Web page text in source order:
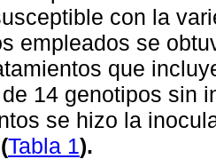
con la
empleados se
que
14 genotipos sin
se hizo la
(Tabla 1).